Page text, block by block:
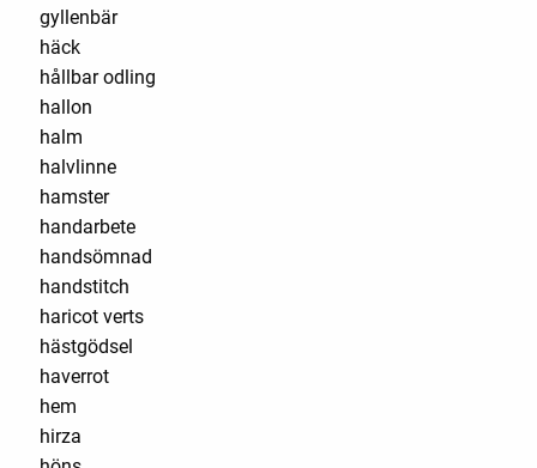
gyllenbär
häck
hållbar odling
hallon
halm
halvlinne
hamster
handarbete
handsömnad
handstitch
haricot verts
hästgödsel
haverrot
hem
hirza